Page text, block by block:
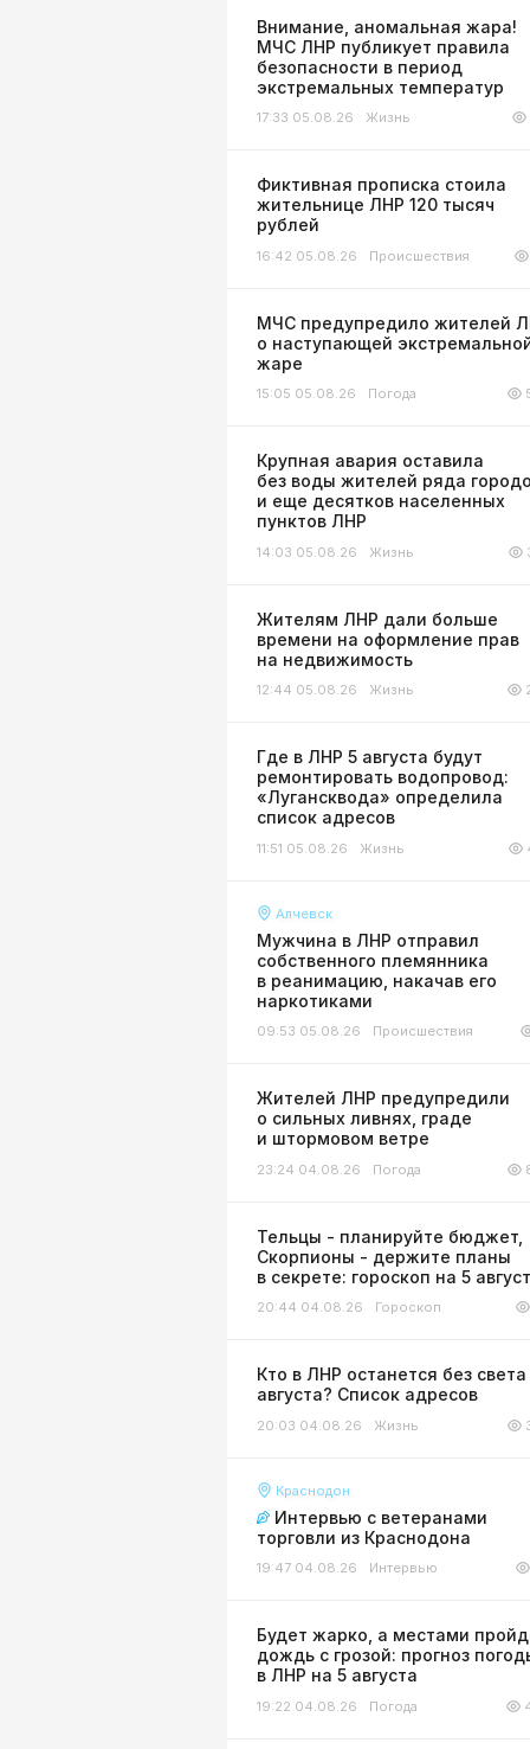
Внимание, аномальная жара!
МЧС ЛНР публикует правила
безопасности в период
экстремальных температур
17:33 05.08.26 Жизнь
Фиктивная прописка стоила
жительнице ЛНР 120 тысяч
рублей
16:42 05.08.26 Происшествия
МЧС предупредило жителей
о наступающей
жаре
15:05 05.08.26 Погода
Крупная авария оставила
без воды жителей ряда
и еще десятков населенных
пунктов ЛНР
14:03 05.08.26 Жизнь
Жителям ЛНР дали больше
времени на оформление прав
на недвижимость
12:44 05.08.26 Жизнь
Где в ЛНР 5 августа будут
ремонтировать водопровод:
«Лугансквода» определила
список адресов
11:51 05.08.26 Жизнь
Алчевск
Мужчина в ЛНР отправил
собственного племянника
в реанимацию, накачав его
наркотиками
09:53 05.08.26 Происшествия
Жителей ЛНР предупредили
о сильных ливнях, граде
и штормовом ветре
23:24 04.08.26 Погода
Тельцы - планируйте бюджет,
Скорпионы - держите планы
в секрете: гороскоп на 5
20:44 04.08.26 Гороскоп
Кто в ЛНР останется без света
августа? Список адресов
20:03 04.08.26 Жизнь
Краснодон
Интервью с ветеранами
торговли из Краснодона
19:47 04.08.26 Интервью
Будет жарко, а местами
дождь с грозой: прогноз
в ЛНР на 5 августа
19:22 04.08.26 Погода